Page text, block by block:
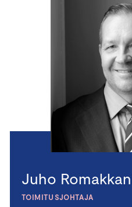
Juho
TOIMITUSJOHTAJA